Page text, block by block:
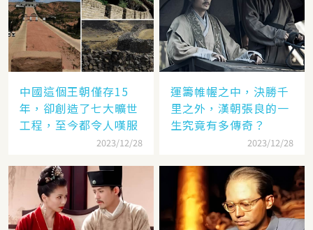
中國這個王朝僅存15
年，卻創造了七大曠世
工程，至今都令人嘆服
2023/12/28
運籌帷幄之中，決勝千
里之外，漢朝張良的一
生究竟有多傳奇？
2023/12/28